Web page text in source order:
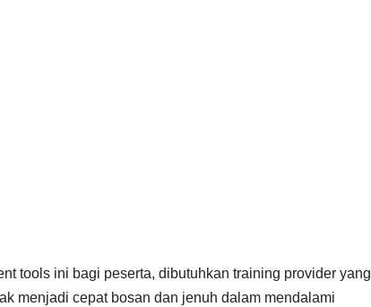
tools ini bagi peserta, dibutuhkan training provider yang
menjadi cepat bosan dan jenuh dalam mendalami